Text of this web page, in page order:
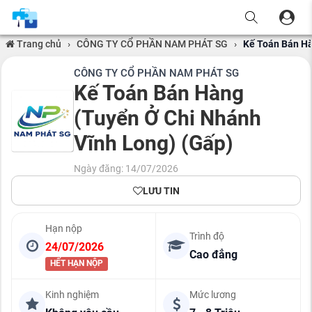
Trang chủ › CÔNG TY CỔ PHẦN NAM PHÁT SG › Kế Toán Bán
CÔNG TY CỔ PHẦN NAM PHÁT SG
Kế Toán Bán Hàng
(Tuyển Ở Chi Nhánh
Vĩnh Long) (Gấp)
Ngày đăng: 14/07/2026
LƯU TIN
Hạn nộp
24/07/2026
HẾT HẠN NỘP
Trình độ
Cao đẳng
Kinh nghiệm Mức lương